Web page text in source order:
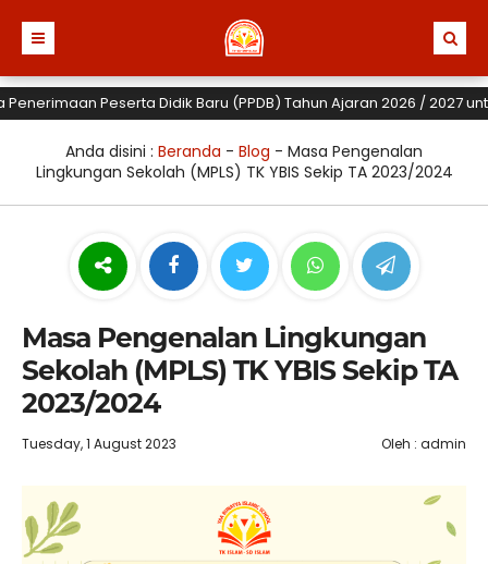
Peserta Didik Baru (PPDB) Tahun Ajaran 2026 / 2027 untuk
Anda disini : Beranda - Blog - Masa Pengenalan
Lingkungan Sekolah (MPLS) TK YBIS Sekip TA 2023/2024
Masa Pengenalan Lingkungan
Sekolah (MPLS) TK YBIS Sekip TA
2023/2024
Tuesday, 1 August 2023 Oleh : admin